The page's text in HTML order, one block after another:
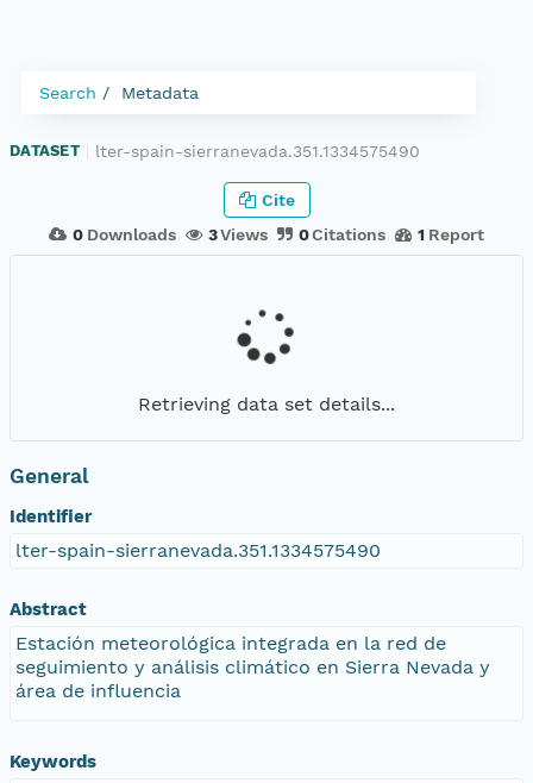
Search Metadata
DATASET lter-spain-sierranevada.351.1334575490
0 Downloads 3Views 0Citations 1 Report
Cite
Retrieving data set details...
General
Identifier
lter-spain-sierranevada.351.1334575490
Abstract
Estación meteorológica integrada en la red de
seguimiento y análisis climático en Sierra Nevada y
área de influencia
Keywords